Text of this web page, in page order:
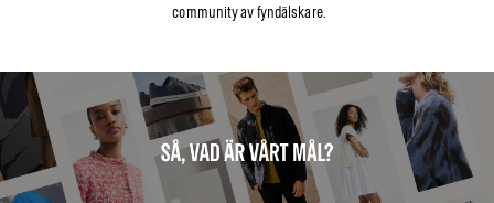
community av fyndälskare.